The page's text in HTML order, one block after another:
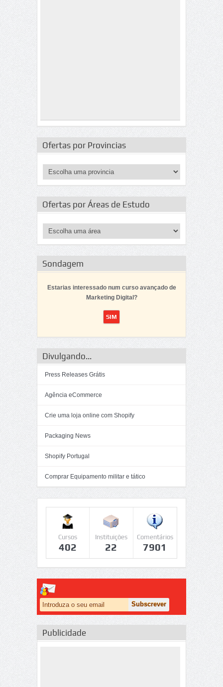
Ofertas por Provincias
Ofertas por Áreas de Estudo
Sondagem
Estarias interessado num curso avançado de
Marketing Digital?
Divulgando...
Press Releases Grátis
Agência eCommerce
Crie uma loja online com Shopify
Packaging News
Shopify Portugal
Comprar Equipamento militar e tático
Cursos
402
Instituições
22
Comentários
7901
Publicidade